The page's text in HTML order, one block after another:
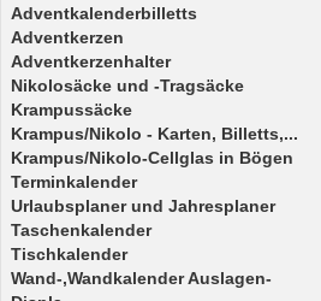
Adventkalenderbilletts
Adventkerzen
Adventkerzenhalter
Nikolosäcke und -Tragsäcke
Krampussäcke
Krampus/Nikolo - Karten, Billetts,...
Krampus/Nikolo-Cellglas in Bögen
Terminkalender
Urlaubsplaner und Jahresplaner
Taschenkalender
Tischkalender
Wand-,Wandkalender Auslagen-